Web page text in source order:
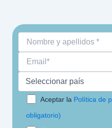
Aceptar la Política de
obligatorio)